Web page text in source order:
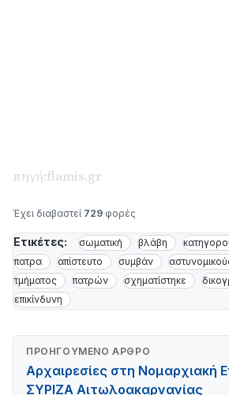
πηγή:flamis.gr
Έχει διαβαστεί 729 φορές
Ετικέτες: σωματική βλάβη
πατρα
απίστευτο συμβάν
τμήματος
πατρών σχηματίστηκε
επικίνδυνη
ΠΡΟΗΓΟΎΜΕΝΟ ΆΡΘΡΟ
Αρχαιρεσίες στη Νομαρχιακή
ΣΥΡΙΖΑ Αιτωλοακαρνανίας